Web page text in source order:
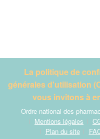
La politique de
générales d'utilisation
vous invitons à
Ordre national des
Mentions légales
Plan du site